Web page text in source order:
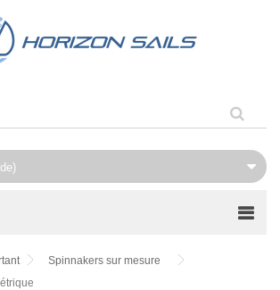
Spinnakers sur mesure